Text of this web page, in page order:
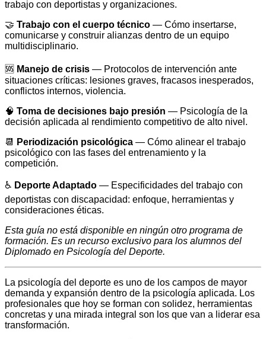
trabajo con deportistas y organizaciones.
🤝 Trabajo con el cuerpo técnico — Cómo insertarse,
comunicarse y construir alianzas dentro de un equipo
multidisciplinario.
🆘 Manejo de crisis — Protocolos de intervención ante
situaciones críticas: lesiones graves, fracasos inesperados,
conflictos internos, violencia.
🧠 Toma de decisiones bajo presión — Psicología de la
decisión aplicada al rendimiento competitivo de alto nivel.
📆
Periodización psicológica — Cómo alinear el trabajo
psicológico con las fases del entrenamiento y la
competición.
♿ Deporte Adaptado — Especificidades del trabajo con
deportistas con discapacidad: enfoque, herramientas y
consideraciones éticas.
Esta guía no está disponible en ningún otro programa de
formación. Es un recurso exclusivo para los alumnos del
Diplomado en Psicología del Deporte.
La psicología del deporte es uno de los campos de mayor
demanda y expansión dentro de la psicología aplicada. Los
profesionales que hoy se forman con solidez, herramientas
concretas y una mirada integral son los que van a liderar esa
transformación.